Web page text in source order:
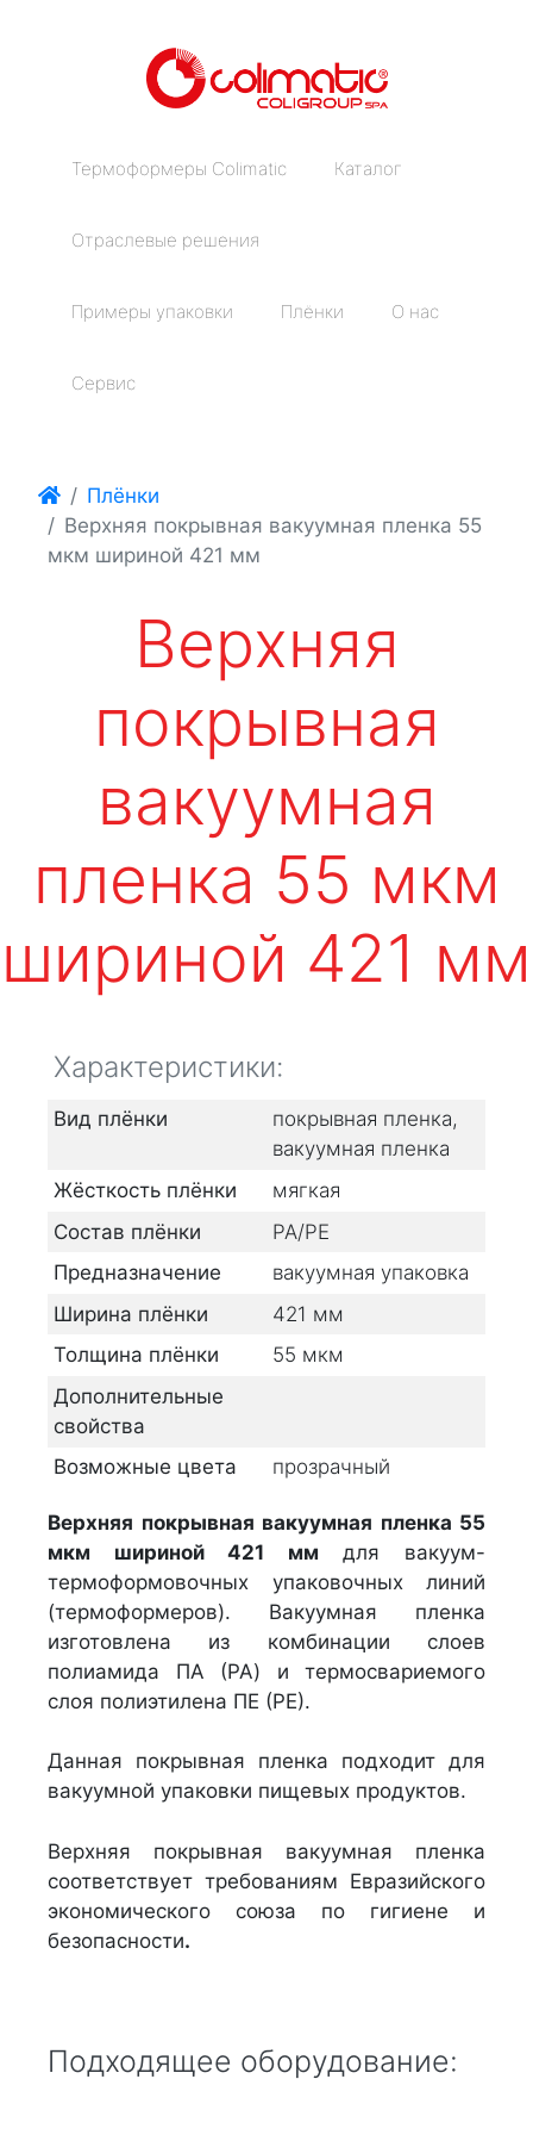
Термоформеры Colimatic Каталог
Отраслевые решения
Примеры упаковки Плёнки О нас
Сервис
Плёнки
Верхняя покрывная вакуумная пленка 55
мкм шириной 421 мм
Верхняя
покрывная
вакуумная
пленка 55 мкм
шириной 421 мм
Характеристики:
Вид плёнки
покрывная пленка,
вакуумная пленка
Жёсткость плёнки
мягкая
Состав плёнки
PA/PE
Предназначение
вакуумная упаковка
Ширина плёнки
421 мм
Толщина плёнки
55 мкм
Дополнительные
свойства
Возможные цвета
прозрачный
Верхняя покрывная вакуумная пленка 55
мкм шириной 421 мм для вакуум-
термоформовочных упаковочных линий
(термоформеров). Вакуумная пленка
изготовлена из комбинации слоев
полиамида ПА (PA) и термосвариемого
слоя полиэтилена ПЕ (РЕ).
Данная покрывная пленка подходит для
вакуумной упаковки пищевых продуктов.
Верхняя покрывная вакуумная пленка
соответствует требованиям Евразийского
экономического союза по гигиене и
безопасности.
Подходящее оборудование: